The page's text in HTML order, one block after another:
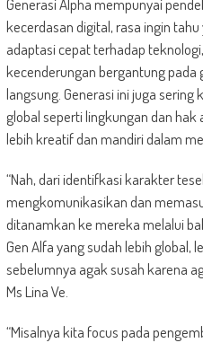
Generasi Alpha mempunyai
kecerdasan digital, rasa ingin
adaptasi cepat terhadap
kecenderungan bergantung
langsung. Generasi ini juga sering
global seperti lingkungan dan
lebih kreatif dan mandiri dalam
“Nah, dari identifkasi karakter
mengkomunikasikan dan
ditanamkan ke mereka melalui
Gen Alfa yang sudah lebih global,
sebelumnya agak susah karena
Ms Lina Ve.
“Misalnya kita focus pada